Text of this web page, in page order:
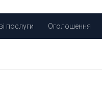
послуги Оголошення